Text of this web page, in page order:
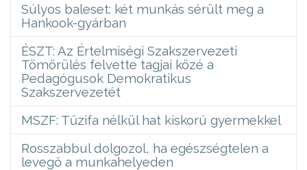
Súlyos baleset: két munkás sérült meg a
Hankook-gyárban
ÉSZT: Az Értelmiségi Szakszervezeti
Tömörülés felvette tagjai közé a
Pedagógusok Demokratikus
Szakszervezetét
MSZF: Tűzifa nélkül hat kiskorú gyermekkel
Rosszabbul dolgozol, ha egészségtelen a
levegő a munkahelyeden